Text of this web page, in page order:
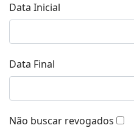
Data Inicial
Data Final
Não buscar revogados